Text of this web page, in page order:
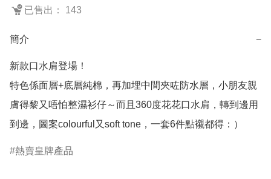
已售出： 143
簡介 −
新款口水肩登場！
特色係面層+底層純棉，再加埋中間夾咗防水層，小朋友親
膚得黎又唔怕整濕衫仔～而且360度花花口水肩，轉到邊用
到邊，圖案colourful又soft tone，一套6件點襯都得：）
熱賣皇牌產品